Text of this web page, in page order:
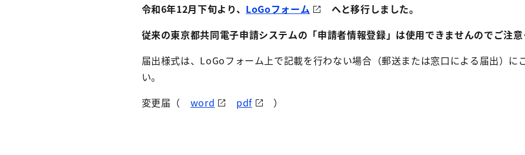
令和6年12月下旬より、 LoGoフォーム
へと移行しました。
従来の東京都共同電子申請システムの「申請者情報登録」は使用できませんのでご注意
届出様式は、LoGoフォーム上で記載を行わない場合（郵送または窓口による届出）に
い。
変更届（ word pdf ）